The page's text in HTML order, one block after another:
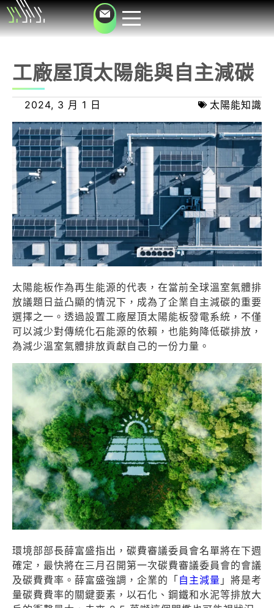
工廠屋頂太陽能與自主減碳
2024, 3 月 1 日 太陽能知識
太陽能板作為再生能源的代表，在當前全球溫室氣體排
放議題日益凸顯的情況下，成為了企業自主減碳的重要
選擇之一。透過設置工廠屋頂太陽能板發電系統，不僅
可以減少對傳統化石能源的依賴，也能夠降低碳排放，
為減少溫室氣體排放貢獻自己的一份力量。
環境部部長薛富盛指出，碳費審議委員會名單將在下週
確定，最快將在三月召開第一次碳費審議委員會的會議
及碳費費率。薛富盛強調，企業的「自主減量 」將是考
量碳費費率的關鍵要素，以石化、鋼鐵和水泥等排放大